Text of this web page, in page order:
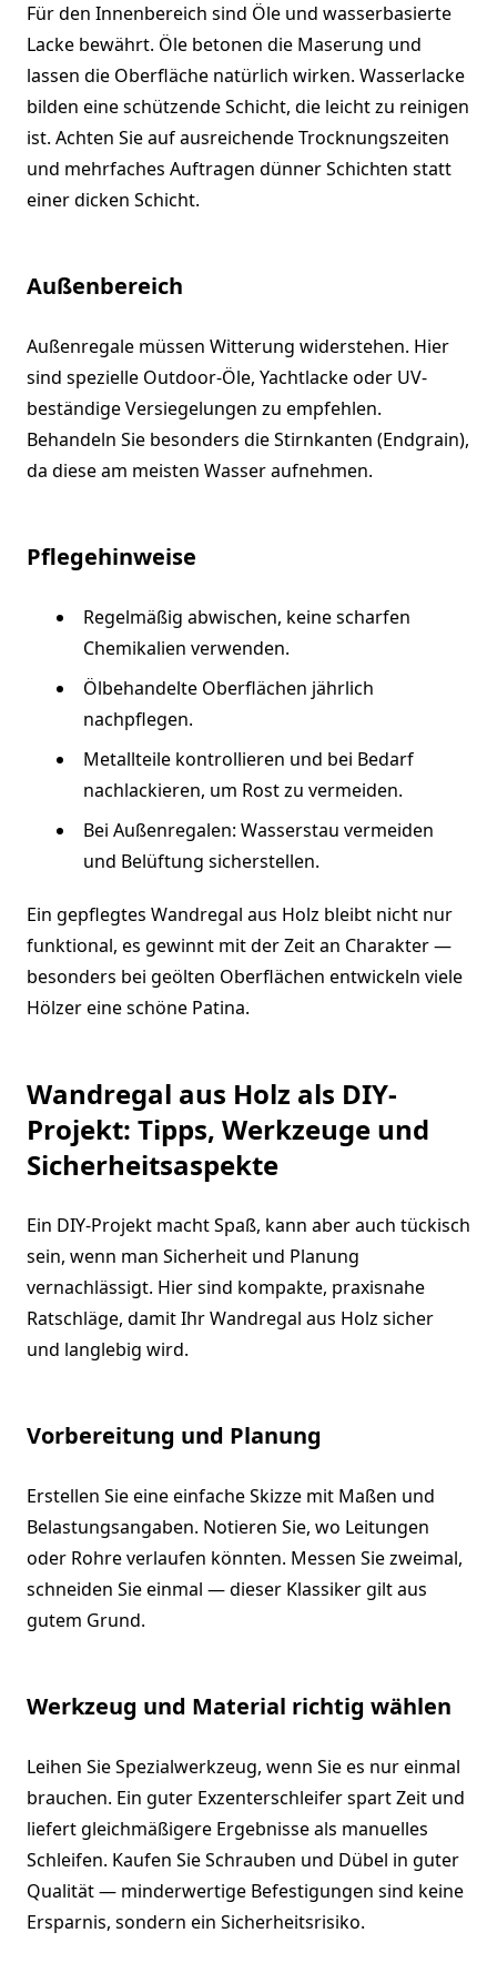
Für den Innenbereich sind Öle und wasserbasierte
Lacke bewährt. Öle betonen die Maserung und
lassen die Oberfläche natürlich wirken. Wasserlacke
bilden eine schützende Schicht, die leicht zu reinigen
ist. Achten Sie auf ausreichende Trocknungszeiten
und mehrfaches Auftragen dünner Schichten statt
einer dicken Schicht.
Außenbereich
Außenregale müssen Witterung widerstehen. Hier
sind spezielle Outdoor-Öle, Yachtlacke oder UV-
beständige Versiegelungen zu empfehlen.
Behandeln Sie besonders die Stirnkanten (Endgrain),
da diese am meisten Wasser aufnehmen.
Pflegehinweise
Regelmäßig abwischen, keine scharfen
Chemikalien verwenden.
Ölbehandelte Oberflächen jährlich
nachpflegen.
Metallteile kontrollieren und bei Bedarf
nachlackieren, um Rost zu vermeiden.
Bei Außenregalen: Wasserstau vermeiden
und Belüftung sicherstellen.
Ein gepflegtes Wandregal aus Holz bleibt nicht nur
funktional, es gewinnt mit der Zeit an Charakter —
besonders bei geölten Oberflächen entwickeln viele
Hölzer eine schöne Patina.
Wandregal aus Holz als DIY-
Projekt: Tipps, Werkzeuge und
Sicherheitsaspekte
Ein DIY-Projekt macht Spaß, kann aber auch tückisch
sein, wenn man Sicherheit und Planung
vernachlässigt. Hier sind kompakte, praxisnahe
Ratschläge, damit Ihr Wandregal aus Holz sicher
und langlebig wird.
Vorbereitung und Planung
Erstellen Sie eine einfache Skizze mit Maßen und
Belastungsangaben. Notieren Sie, wo Leitungen
oder Rohre verlaufen könnten. Messen Sie zweimal,
schneiden Sie einmal — dieser Klassiker gilt aus
gutem Grund.
Werkzeug und Material richtig wählen
Leihen Sie Spezialwerkzeug, wenn Sie es nur einmal
brauchen. Ein guter Exzenterschleifer spart Zeit und
liefert gleichmäßigere Ergebnisse als manuelles
Schleifen. Kaufen Sie Schrauben und Dübel in guter
Qualität — minderwertige Befestigungen sind keine
Ersparnis, sondern ein Sicherheitsrisiko.